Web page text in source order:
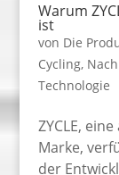
Warum
ist
von Die
Cycling,
Technologie
ZYCLE,
Marke,
der